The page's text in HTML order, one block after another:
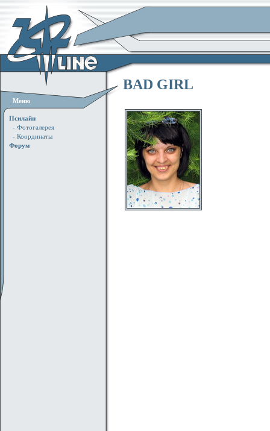
Меню
Псилайн
- Фотогалерея
- Координаты
Форум
BAD GIRL